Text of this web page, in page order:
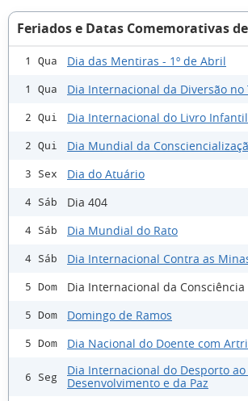
Feriados e Datas Comemorativas
1 Qua Dia das Mentiras - 1º de Abril
1 Qua Dia Internacional da Diversão no
2 Qui Dia Internacional do Livro Infantil
2 Qui Dia Mundial da
3 Sex Dia do Atuário
4 Sáb Dia 404
4 Sáb Dia Mundial do Rato
4 Sáb Dia Internacional Contra as
5 Dom Dia Internacional da Consciência
5 Dom Domingo de Ramos
5 Dom Dia Nacional do Doente com
6 Seg
Dia Internacional do Desporto ao
Desenvolvimento e da Paz